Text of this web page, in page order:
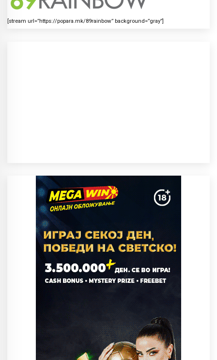
[stream url=”https://popara.mk/89rainbow” background=”gray”]